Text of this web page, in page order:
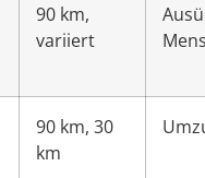
90 km,
variiert
90 km, 30
km